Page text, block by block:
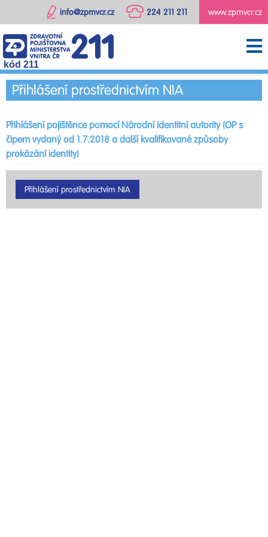
www.zpmvcr.cz
224 211 211
info@zpmvcr.cz
kód 211
Přihlášení prostřednictvím NIA
Přihlášení pojištěnce pomocí Národní identitní autority (OP s
čipem vydaný od 1.7.2018 a další kvalifikované způsoby
prokázání identity)